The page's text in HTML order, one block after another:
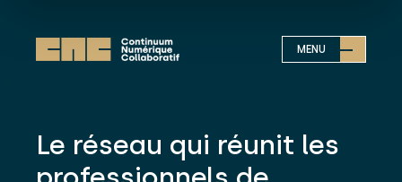
MENU
Le réseau qui réunit les